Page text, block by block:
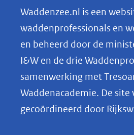
n
o
p
k
e
Waddenzee.nl is een
waddenprofessionals en
en beheerd door de
I&W en de drie
samenwerking met
Waddenacademie. De site
gecoördineerd door